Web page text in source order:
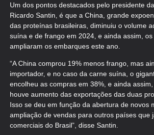
Um dos pontos destacados pelo presidente
Ricardo Santin, é que a China, grande
das proteínas brasileiras, diminuiu o volume
suína e de frango em 2024, e ainda assim,
ampliaram os embarques este ano.
“A China comprou 19% menos frango, mas
importador, e no caso da carne suína, o
encolheu as compras em 38%, e ainda
houve aumento das exportações das duas
Isso se deu em função da abertura de novos
ampliação de vendas para outros países que
comerciais do Brasil”, disse Santin.